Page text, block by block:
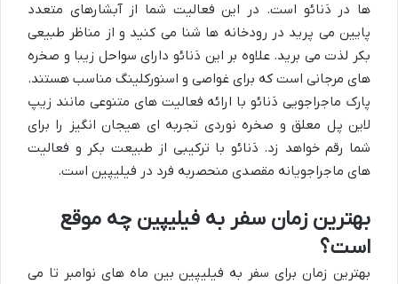
ها در دَنائو است. در این فعالیت شما از آبشارهای متعدد
پایین می پرید در رودخانه ها شنا می کنید و از مناظر طبیعی
بکر لذت می برید. علاوه بر این دَنائو دارای سواحل زیبا و صخره
های مرجانی است که برای غواصی و اسنورکلینگ مناسب هستند.
پارک ماجراجویی دَنائو با ارائه فعالیت های متنوعی مانند زیپ
لاین پل معلق و صخره نوردی تجربه ای هیجان انگیز را برای
شما رقم خواهد زد. دَنائو با ترکیبی از طبیعت بکر و فعالیت
های ماجراجویانه مقصدی منحصربه فرد در فیلیپین است.
بهترین زمان سفر به فیلیپین چه موقع
است؟
بهترین زمان برای سفر به فیلیپین بین ماه های نوامبر تا می